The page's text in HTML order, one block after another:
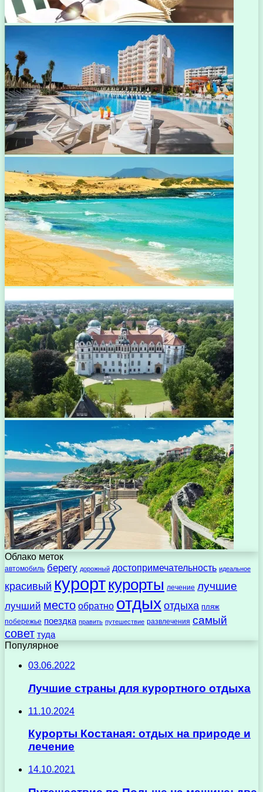
Облако меток
автомобиль берегу дорожный достопримечательность идеальное
красивый курорткурорты лечение лучшие
лучший место обратно отдыхотдыха пляж
побережье поездка править путешествие развлечения самый
совет туда
Популярное
03.06.2022
Лучшие страны для курортного отдыха
11.10.2024
Курорты Костаная: отдых на природе и
лечение
14.10.2021